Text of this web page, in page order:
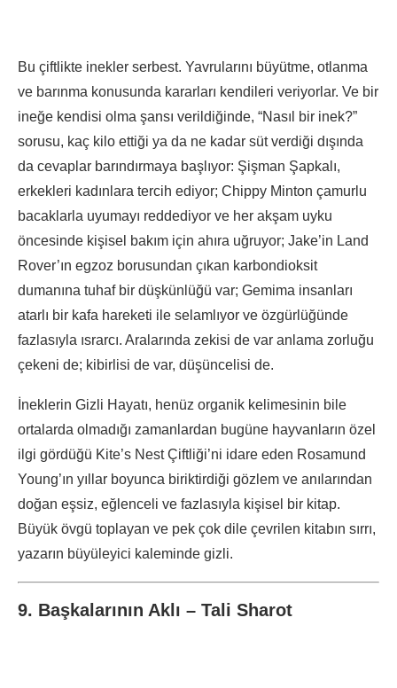
Bu çiftlikte inekler serbest. Yavrularını büyütme, otlanma
ve barınma konusunda kararları kendileri veriyorlar. Ve bir
ineğe kendisi olma şansı verildiğinde, “Nasıl bir inek?”
sorusu, kaç kilo ettiği ya da ne kadar süt verdiği dışında
da cevaplar barındırmaya başlıyor: Şişman Şapkalı,
erkekleri kadınlara tercih ediyor; Chippy Minton çamurlu
bacaklarla uyumayı reddediyor ve her akşam uyku
öncesinde kişisel bakım için ahıra uğruyor; Jake’in Land
Rover’ın egzoz borusundan çıkan karbondioksit
dumanına tuhaf bir düşkünlüğü var; Gemima insanları
atarlı bir kafa hareketi ile selamlıyor ve özgürlüğünde
fazlasıyla ısrarcı. Aralarında zekisi de var anlama zorluğu
çekeni de; kibirlisi de var, düşüncelisi de.
İneklerin Gizli Hayatı, henüz organik kelimesinin bile
ortalarda olmadığı zamanlardan bugüne hayvanların özel
ilgi gördüğü Kite’s Nest Çiftliği’ni idare eden Rosamund
Young’ın yıllar boyunca biriktirdiği gözlem ve anılarından
doğan eşsiz, eğlenceli ve fazlasıyla kişisel bir kitap.
Büyük övgü toplayan ve pek çok dile çevrilen kitabın sırrı,
yazarın büyüleyici kaleminde gizli.
9. Başkalarının Aklı – Tali Sharot